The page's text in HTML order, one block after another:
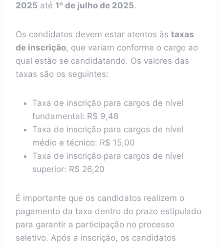
2025 até 1º de julho de 2025.
Os candidatos devem estar atentos às taxas
de inscrição, que variam conforme o cargo ao
qual estão se candidatando. Os valores das
taxas são os seguintes:
Taxa de inscrição para cargos de nível
fundamental: R$ 9,48
Taxa de inscrição para cargos de nível
médio e técnico: R$ 15,00
Taxa de inscrição para cargos de nível
superior: R$ 26,20
É importante que os candidatos realizem o
pagamento da taxa dentro do prazo estipulado
para garantir a participação no processo
seletivo. Após a inscrição, os candidatos